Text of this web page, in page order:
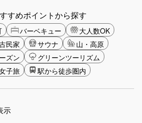
すめポイントから探す
バーベキュー
大人数OK
民家 サウナ
山・高原
ズン
グリーンツーリズム
子旅 駅から徒歩圏内
示